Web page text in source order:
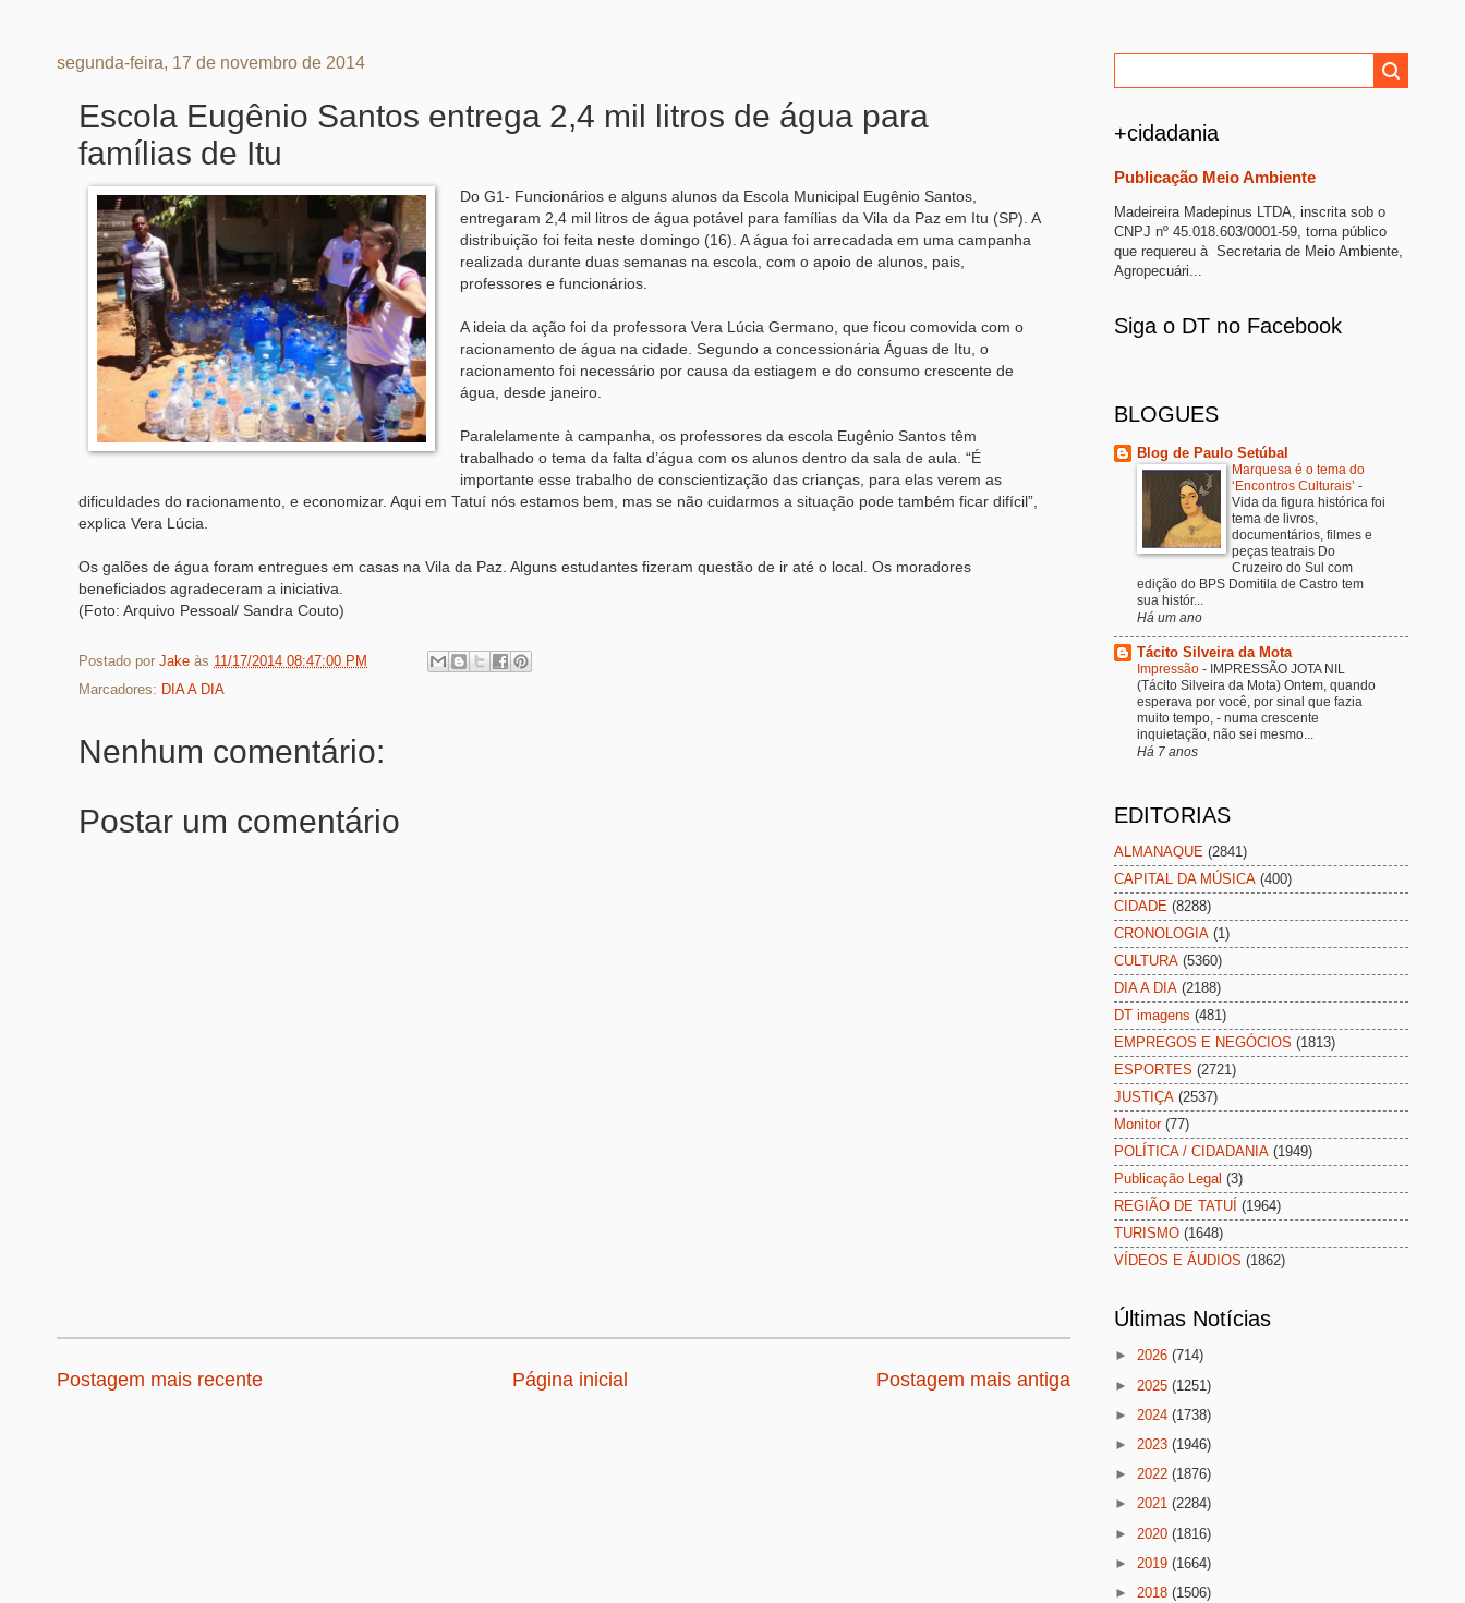
segunda-feira, 17 de novembro de 2014
Escola Eugênio Santos entrega 2,4 mil litros de água para
famílias de Itu
Do G1- Funcionários e alguns alunos da Escola Municipal Eugênio Santos,
entregaram 2,4 mil litros de água potável para famílias da Vila da Paz em Itu (SP). A
distribuição foi feita neste domingo (16). A água foi arrecadada em uma campanha
realizada durante duas semanas na escola, com o apoio de alunos, pais,
professores e funcionários.
A ideia da ação foi da professora Vera Lúcia Germano, que ficou comovida com o
racionamento de água na cidade. Segundo a concessionária Águas de Itu, o
racionamento foi necessário por causa da estiagem e do consumo crescente de
água, desde janeiro.
Paralelamente à campanha, os professores da escola Eugênio Santos têm
trabalhado o tema da falta d’água com os alunos dentro da sala de aula. “É
importante esse trabalho de conscientização das crianças, para elas verem as
dificuldades do racionamento, e economizar. Aqui em Tatuí nós estamos bem, mas se não cuidarmos a situação pode também ficar difícil”,
explica Vera Lúcia.
Os galões de água foram entregues em casas na Vila da Paz. Alguns estudantes fizeram questão de ir até o local. Os moradores
beneficiados agradeceram a iniciativa.
(Foto: Arquivo Pessoal/ Sandra Couto)
Postado por Jake às 11/17/2014 08:47:00 PM
Marcadores: DIA A DIA
Nenhum comentário:
Postar um comentário
Postagem mais recente Postagem mais antiga
Página inicial
+cidadania
Publicação Meio Ambiente
Madeireira Madepinus LTDA, inscrita sob o
CNPJ nº 45.018.603/0001-59, torna público
que requereu à Secretaria de Meio Ambiente,
Agropecuári...
Siga o DT no Facebook
BLOGUES
Blog de Paulo Setúbal
Marquesa é o tema do
‘Encontros Culturais’ -
Vida da figura histórica foi
tema de livros,
documentários, filmes e
peças teatrais Do
Cruzeiro do Sul com
edição do BPS Domitila de Castro tem
sua histór...
Há um ano
Tácito Silveira da Mota
Impressão - IMPRESSÃO JOTA NIL
(Tácito Silveira da Mota) Ontem, quando
esperava por você, por sinal que fazia
muito tempo, - numa crescente
inquietação, não sei mesmo...
Há 7 anos
EDITORIAS
ALMANAQUE (2841)
CAPITAL DA MÚSICA (400)
CIDADE (8288)
CRONOLOGIA (1)
CULTURA (5360)
DIA A DIA (2188)
DT imagens (481)
EMPREGOS E NEGÓCIOS (1813)
ESPORTES (2721)
JUSTIÇA (2537)
Monitor (77)
POLÍTICA / CIDADANIA (1949)
Publicação Legal (3)
REGIÃO DE TATUÍ (1964)
TURISMO (1648)
VÍDEOS E ÁUDIOS (1862)
Últimas Notícias
► 2026 (714)
► 2025 (1251)
► 2024 (1738)
► 2023 (1946)
► 2022 (1876)
► 2021 (2284)
► 2020 (1816)
► 2019 (1664)
► 2018 (1506)